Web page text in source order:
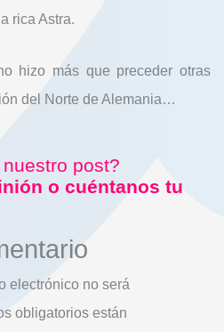
rica Astra.
hizo más que preceder otras
del Norte de Alemania…
post?
o cuéntanos tu
electrónico no será
obligatorios están